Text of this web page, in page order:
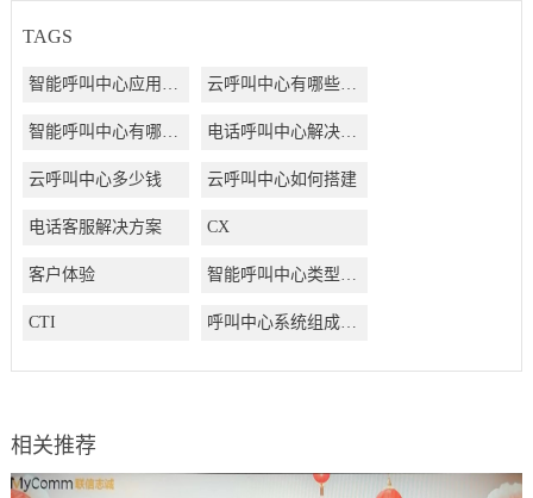
TAGS
云呼叫中心有哪些好处
电话呼叫中心解决方案
云呼叫中心多少钱 云呼叫中心如何搭建
电话客服解决方案 CX
客户体验
CTI 呼叫中心系统组成结构有哪些
相关推荐